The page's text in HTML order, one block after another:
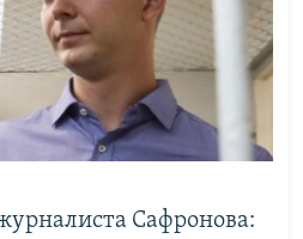
Сафронова: